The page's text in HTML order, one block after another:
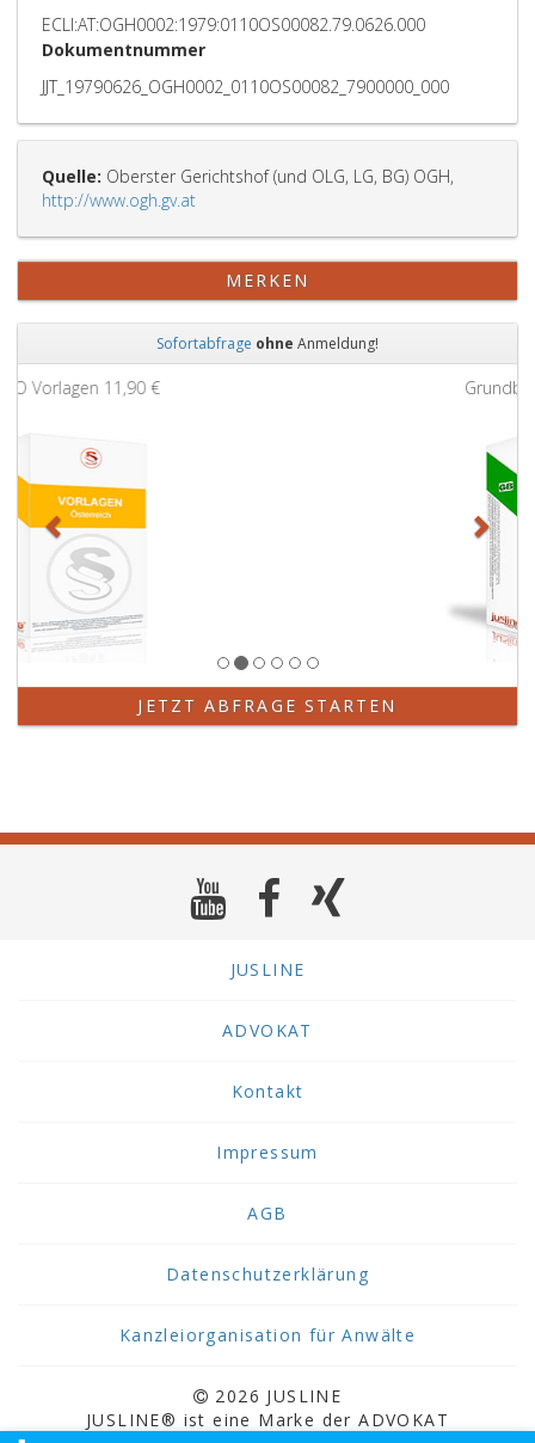
ECLI:AT:OGH0002:1979:0110OS00082.79.0626.000
Dokumentnummer
JJT_19790626_OGH0002_0110OS00082_7900000_000
Quelle: Oberster Gerichtshof (und OLG, LG, BG) OGH,
http://www.ogh.gv.at
MERKEN
Sofortabfrage ohne Anmeldung!
Zurück
JETZT ABFRAGE STARTEN
JUSLINE
ADVOKAT
Kontakt
Impressum
AGB
Datenschutzerklärung
Kanzleiorganisation für Anwälte
2026 JUSLINE
JUSLINE® ist eine Marke der ADVOKAT